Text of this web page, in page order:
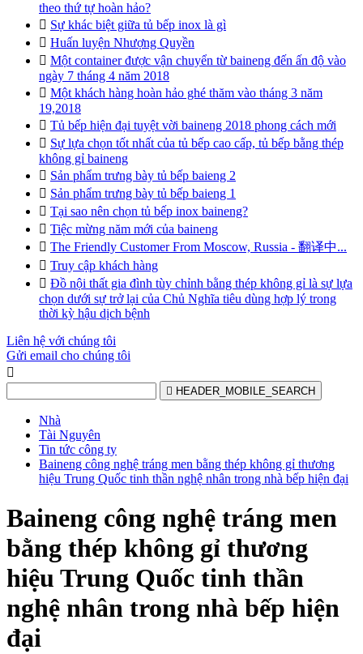
theo thứ tự hoàn hảo?
 Sự khác biệt giữa tủ bếp inox là gì
 Huấn luyện Nhượng Quyền
 Một container được vận chuyển từ baineng đến ấn độ vào
ngày 7 tháng 4 năm 2018
 Một khách hàng hoàn hảo ghé thăm vào tháng 3 năm
19,2018
 Tủ bếp hiện đại tuyệt vời baineng 2018 phong cách mới
 Sự lựa chọn tốt nhất của tủ bếp cao cấp, tủ bếp bằng thép
không gỉ baineng
 Sản phẩm trưng bày tủ bếp baieng 2
 Sản phẩm trưng bày tủ bếp baieng 1
 Tại sao nên chọn tủ bếp inox baineng?
 Tiệc mừng năm mới của baineng
 The Friendly Customer From Moscow, Russia - 翻译中...
 Truy cập khách hàng
 Đồ nội thất gia đình tùy chỉnh bằng thép không gỉ là sự lựa
chọn dưới sự trở lại của Chủ Nghĩa tiêu dùng hợp lý trong
thời kỳ hậu dịch bệnh
Liên hệ với chúng tôi
Gửi email cho chúng tôi

 HEADER_MOBILE_SEARCH
Nhà
Tài Nguyên
Tin tức công ty
Baineng công nghệ tráng men bằng thép không gỉ thương
hiệu Trung Quốc tinh thần nghệ nhân trong nhà bếp hiện đại
Baineng công nghệ tráng men
bằng thép không gỉ thương
hiệu Trung Quốc tinh thần
nghệ nhân trong nhà bếp hiện
đại